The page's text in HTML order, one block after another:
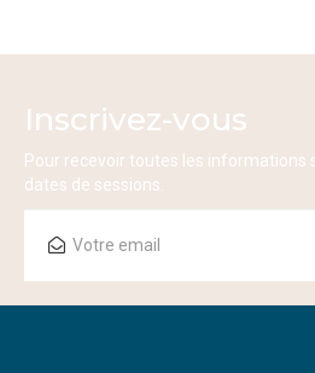
Inscrivez-vous
Pour recevoir toutes les informations
dates de sessions.